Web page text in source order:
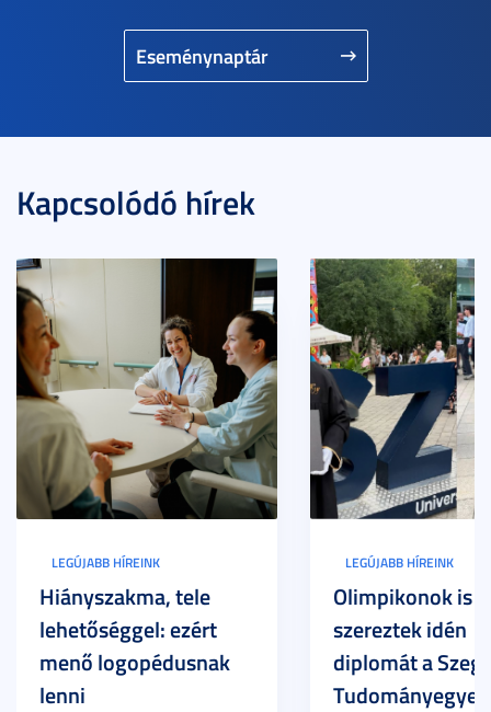
Eseménynaptár
Kapcsolódó hírek
LEGÚJABB HÍREINK
Hiányszakma, tele
lehetőséggel: ezért
menő logopédusnak
lenni
LEGÚJABB HÍREINK
Olimpikonok is
szereztek idén
diplomát a